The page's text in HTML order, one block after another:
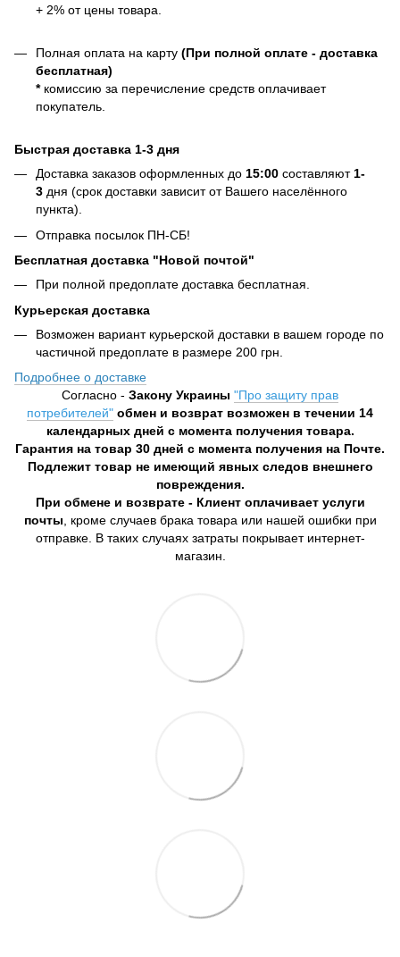
+ 2% от цены товара.
Полная оплата на карту (При полной оплате - доставка
бесплатная)
* комиссию за перечисление средств оплачивает
покупатель.
Быстрая доставка 1-3 дня
Доставка заказов оформленных до 15:00 составляют1-
3 дня (срок доставки зависит от Вашего населённого
пункта).
Отправка посылок ПН-СБ!
Бесплатная доставка "Новой почтой"
При полной предоплате доставка бесплатная.
Курьерская доставка
Возможен вариант курьерской доставки в вашем городе по
частичной предоплате в размере 200 грн.
Подробнее о доставке
Согласно - Закону Украины "Про защиту прав
потребителей" обмен и возврат возможен в течении 14
календарных дней с момента получения товара.
Гарантия на товар 30 дней с момента получения на Почте.
Подлежит товар не имеющий явных следов внешнего
повреждения.
При обмене и возврате - Клиент оплачивает услуги
почты , кроме случаев брака товара или нашей ошибки при
отправке. В таких случаях затраты покрывает интернет-
магазин.